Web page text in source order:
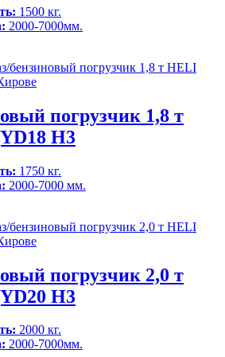
1500 кг.
2000-7000мм.
погрузчик 1,8 т
H3
1750 кг.
2000-7000 мм.
погрузчик 2,0 т
H3
2000 кг.
2000-7000мм.